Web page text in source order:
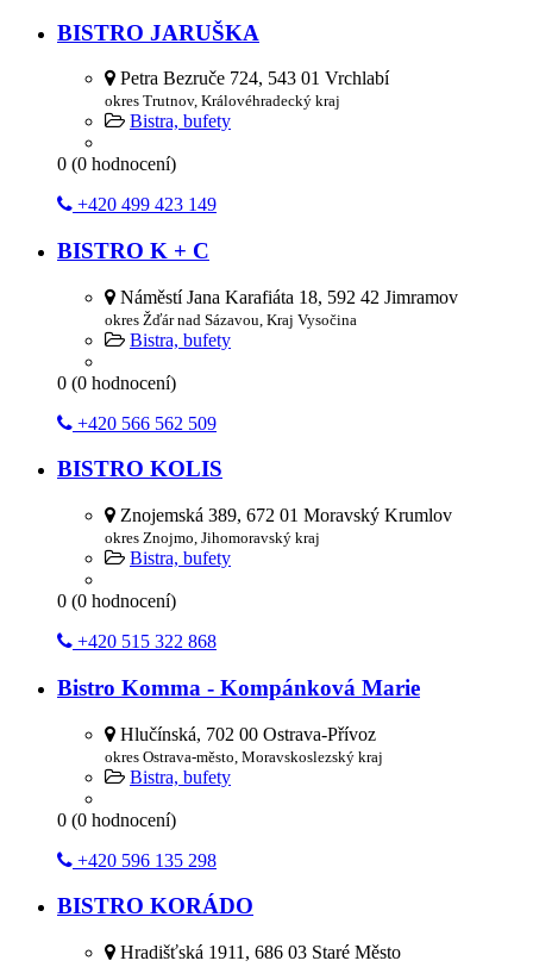
BISTRO JARUŠKA
Petra Bezruče 724, 543 01 Vrchlabí
okres Trutnov, Královéhradecký kraj
Bistra, bufety
0 (0 hodnocení)
+420 499 423 149
BISTRO K + C
Náměstí Jana Karafiáta 18, 592 42 Jimramov
okres Žďár nad Sázavou, Kraj Vysočina
Bistra, bufety
0 (0 hodnocení)
+420 566 562 509
BISTRO KOLIS
Znojemská 389, 672 01 Moravský Krumlov
okres Znojmo, Jihomoravský kraj
Bistra, bufety
0 (0 hodnocení)
+420 515 322 868
Bistro Komma - Kompánková Marie
Hlučínská, 702 00 Ostrava-Přívoz
okres Ostrava-město, Moravskoslezský kraj
Bistra, bufety
0 (0 hodnocení)
+420 596 135 298
BISTRO KORÁDO
Hradišťská 1911, 686 03 Staré Město